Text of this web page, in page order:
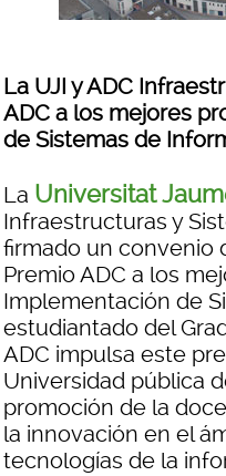
La UJI y ADC
ADC a los mejores
de Sistemas de
La Universitat
Infraestructuras y
firmado un convenio
Premio ADC a los
Implementación de
estudiantado del
ADC impulsa este
Universidad pública
promoción de la
la innovación en el
tecnologías de la